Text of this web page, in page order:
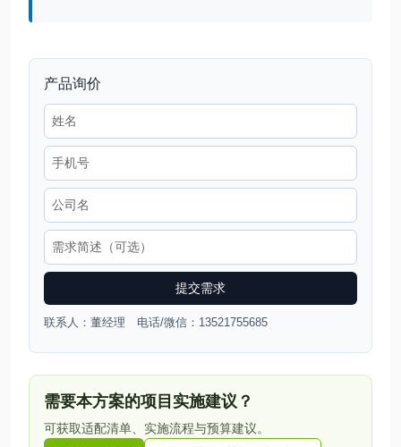
产品询价
提交需求
联系人：董经理 电话/微信：13521755685
需要本方案的项目实施建议？
可获取适配清单、实施流程与预算建议。